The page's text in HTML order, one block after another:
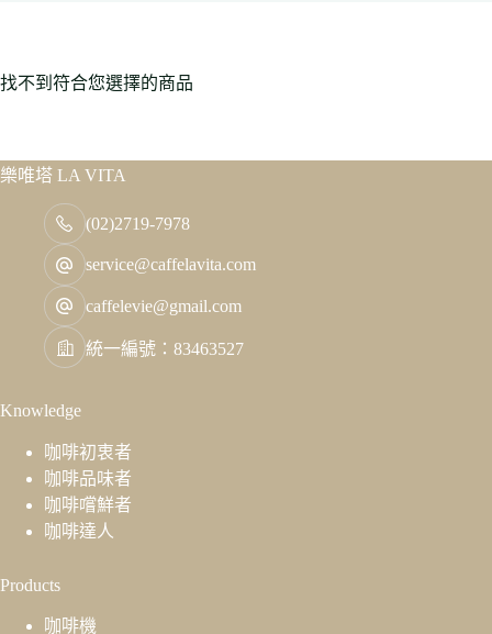
找不到符合您選擇的商品
樂唯塔 LA VITA
(02)2719-7978
service@caffelavita.com
caffelevie@gmail.com
統一編號：83463527
Knowledge
咖啡初衷者
咖啡品味者
咖啡嚐鮮者
咖啡達人
Products
咖啡機